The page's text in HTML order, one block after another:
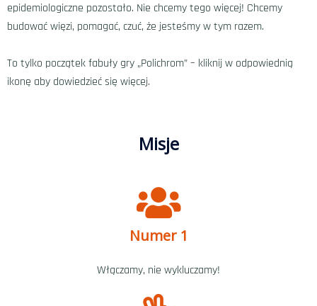
epidemiologiczne pozostało. Nie chcemy tego więcej! Chcemy
budować więzi, pomagać, czuć, że jesteśmy w tym razem.
To tylko początek fabuły gry „Polichrom”– kliknij w odpowiednią
ikonę aby dowiedzieć się więcej.
Misje
Numer 1
Włączamy, nie wykluczamy!